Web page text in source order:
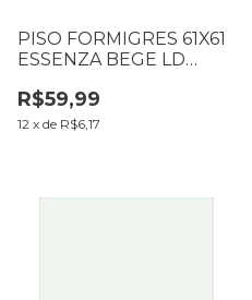
PISO FORMIGRES 61X61
ESSENZA BEGE LD
L077)
R$59,99
12 x de R$6,17